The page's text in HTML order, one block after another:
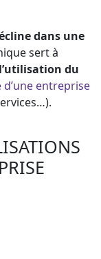
dans une
sert à
du
entreprise